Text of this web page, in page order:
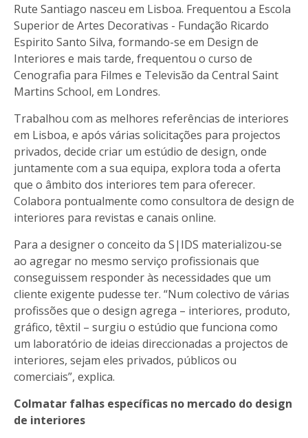
Rute Santiago nasceu em Lisboa. Frequentou a Escola
Superior de Artes Decorativas - Fundação Ricardo
Espirito Santo Silva, formando-se em Design de
Interiores e mais tarde, frequentou o curso de
Cenografia para Filmes e Televisão da Central Saint
Martins School, em Londres.
Trabalhou com as melhores referências de interiores
em Lisboa, e após várias solicitações para projectos
privados, decide criar um estúdio de design, onde
juntamente com a sua equipa, explora toda a oferta
que o âmbito dos interiores tem para oferecer.
Colabora pontualmente como consultora de design de
interiores para revistas e canais online.
Para a designer o conceito da S|IDS materializou-se
ao agregar no mesmo serviço profissionais que
conseguissem responder às necessidades que um
cliente exigente pudesse ter. “Num colectivo de várias
profissões que o design agrega – interiores, produto,
gráfico, têxtil – surgiu o estúdio que funciona como
um laboratório de ideias direccionadas a projectos de
interiores, sejam eles privados, públicos ou
comerciais”, explica.
Colmatar falhas específicas no mercado do design
de interiores